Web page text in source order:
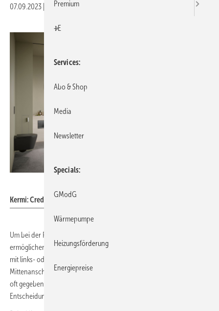
07.09.2023 Veröffentlicht in
Kermi: Credo Half flat.
Um bei der Planung und Installation maximale Flexibilität zu
ermöglichen, bietet Kermi den Bad-Heizkörper
mit links- oder rechtsseitig offenen Querrohren – nun auch mit
Mittenanschluss an. So passt er bei der Renovierung an den vor Ort
oft gegebenen 50-mm-Rohrabstand und lässt beim Neubau
Entscheidungsfreiheit bis zum Schluss:
Premium
+E
Services
Abo & Shop
Media
Newsletter
Specials
GModG
Wärmepumpe
Heizungsförderung
Energiepreise